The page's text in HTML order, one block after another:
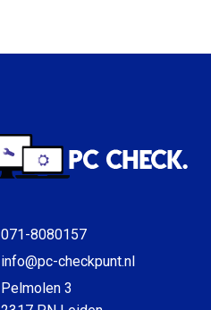
071-8080157
info@pc-checkpunt.nl
Pelmolen 3